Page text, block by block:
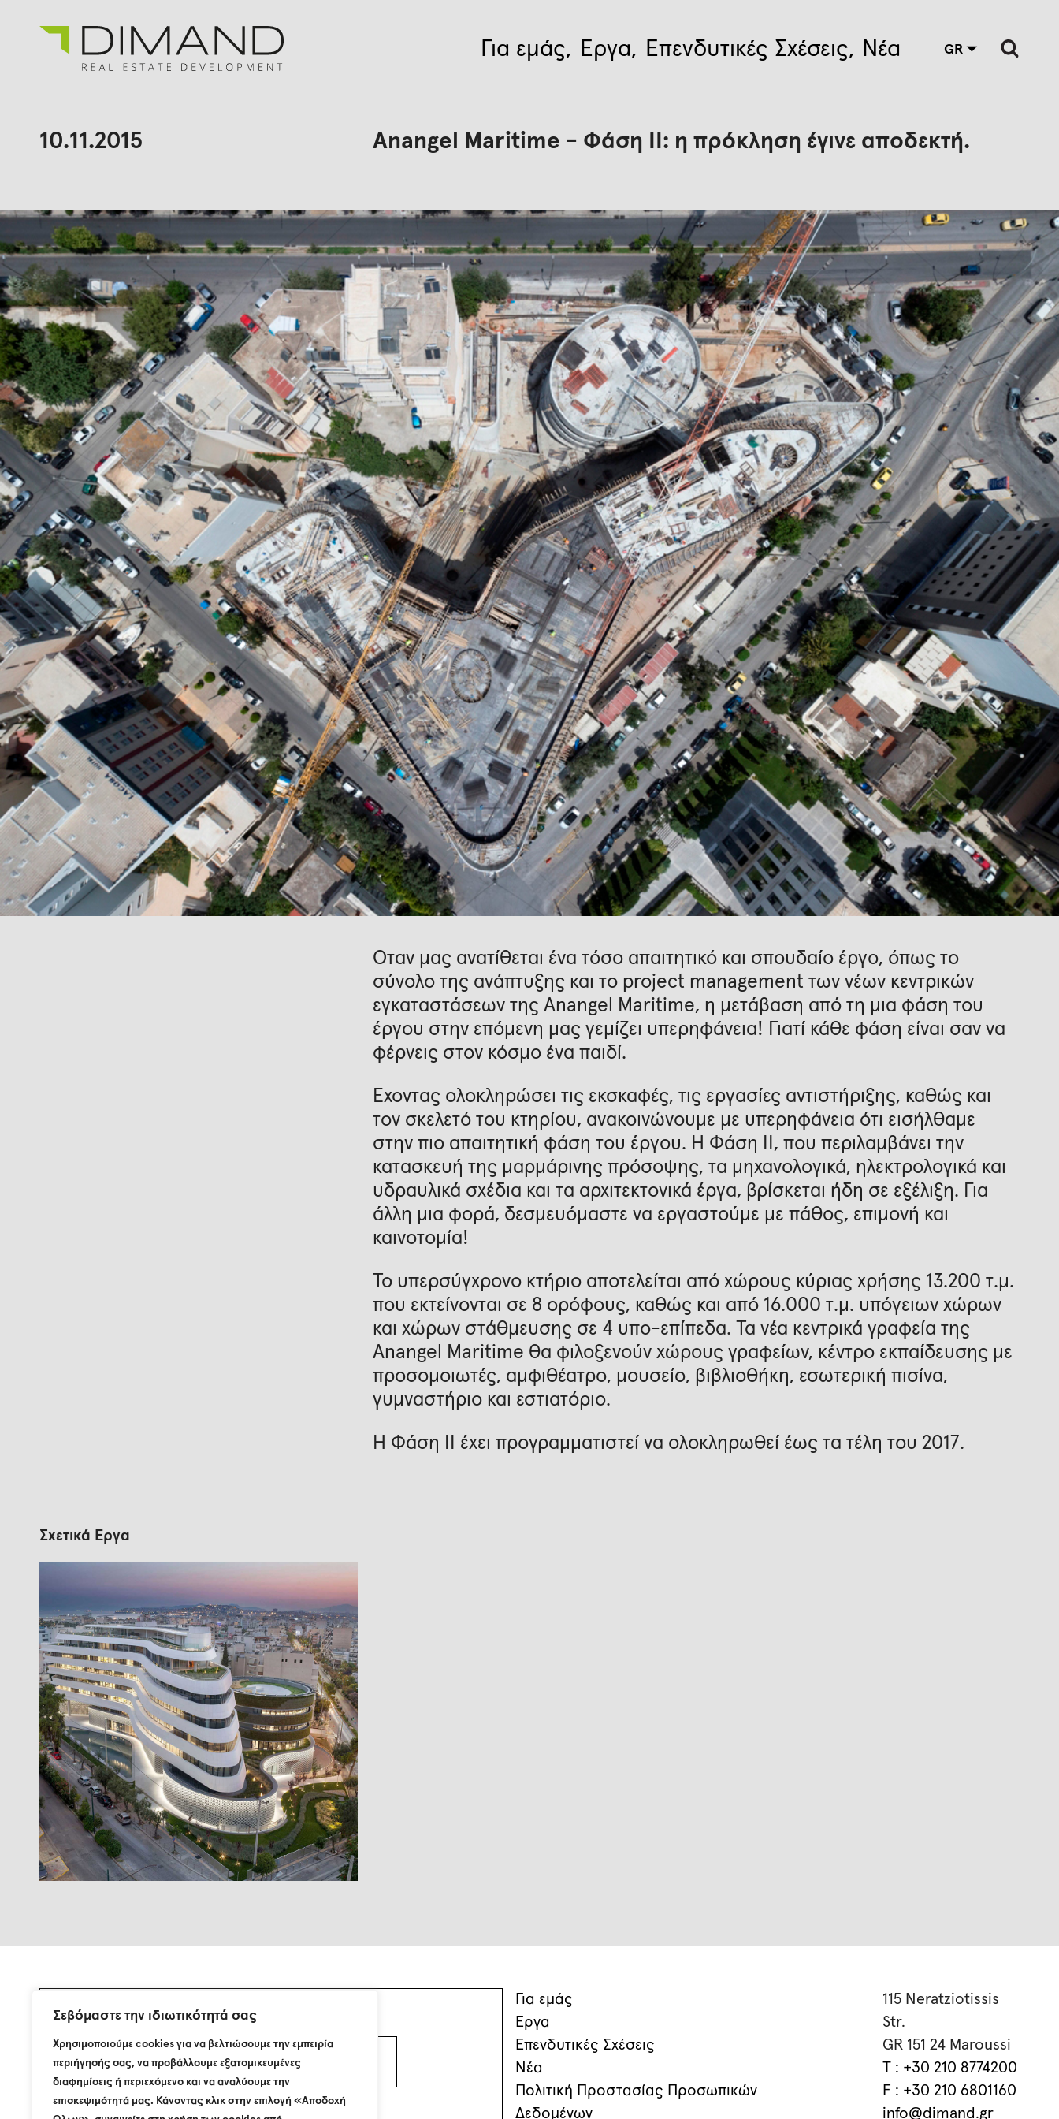
Σεβόμαστε την ιδιωτικότητά σας
Χρησιμοποιούμε cookies για να βελτιώσουμε την εμπειρία
περιήγησής σας, να προβάλλουμε εξατομικευμένες
διαφημίσεις ή περιεχόμενο και να αναλύουμε την
επισκεψιμότητά μας. Κάνοντας κλικ στην επιλογή «Αποδοχή
Για εμάς Έργα Επενδυτικές Σχέσεις Νέα GR
Έργα
En
για:
10.11.2015 Anangel Maritime - Φάση ΙΙ: η πρόκληση έγινε αποδεκτή.
Όταν μας ανατίθεται ένα τόσο απαιτητικό και σπουδαίο έργο, όπως το
σύνολο της ανάπτυξης και το project management των νέων κεντρικών
εγκαταστάσεων της Anangel Maritime, η μετάβαση από τη μια φάση του
έργου στην επόμενη μας γεμίζει υπερηφάνεια! Γιατί κάθε φάση είναι σαν να
φέρνεις στον κόσμο ένα παιδί.
Έχοντας ολοκληρώσει τις εκσκαφές, τις εργασίες αντιστήριξης, καθώς και
τον σκελετό του κτηρίου, ανακοινώνουμε με υπερηφάνεια ότι εισήλθαμε
στην πιο απαιτητική φάση του έργου. Η Φάση ΙΙ, που περιλαμβάνει την
κατασκευή της μαρμάρινης πρόσοψης, τα μηχανολογικά, ηλεκτρολογικά και
υδραυλικά σχέδια και τα αρχιτεκτονικά έργα, βρίσκεται ήδη σε εξέλιξη. Για
άλλη μια φορά, δεσμευόμαστε να εργαστούμε με πάθος, επιμονή και
καινοτομία!
Το υπερσύγχρονο κτήριο αποτελείται από χώρους κύριας χρήσης 13.200 τ.μ.
που εκτείνονται σε 8 ορόφους, καθώς και από 16.000 τ.μ. υπόγειων χώρων
και χώρων στάθμευσης σε 4 υπο-επίπεδα. Τα νέα κεντρικά γραφεία της
Anangel Maritime θα φιλοξενούν χώρους γραφείων, κέντρο εκπαίδευσης με
προσομοιωτές, αμφιθέατρο, μουσείο, βιβλιοθήκη, εσωτερική πισίνα,
γυμναστήριο και εστιατόριο.
Η Φάση ΙΙ έχει προγραμματιστεί να ολοκληρωθεί έως τα τέλη του 2017.
Σχετικά Έργα
Εγγραφείτε στη λίστα αλληλογραφίας μας.
Για εμάς
Έργα
Επενδυτικές Σχέσεις
Νέα
Πολιτική Προστασίας Προσωπικών
Δεδομένων
115 Neratziotissis
Str.
GR 151 24 Maroussi
T : +30 210 8774200
F : +30 210 6801160
info@dimand.gr